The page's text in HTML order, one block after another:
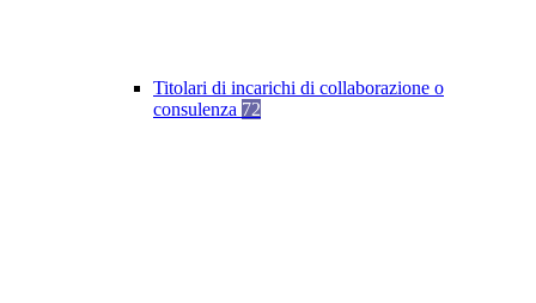
Titolari di incarichi di collaborazione o
consulenza 72